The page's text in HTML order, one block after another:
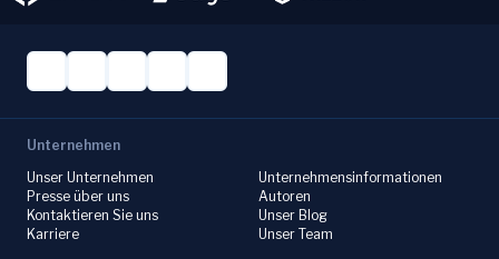
Unternehmen
Unser Unternehmen
Presse über uns
Kontaktieren Sie uns
Karriere
Unternehmensinformationen
Autoren
Unser Blog
Unser Team